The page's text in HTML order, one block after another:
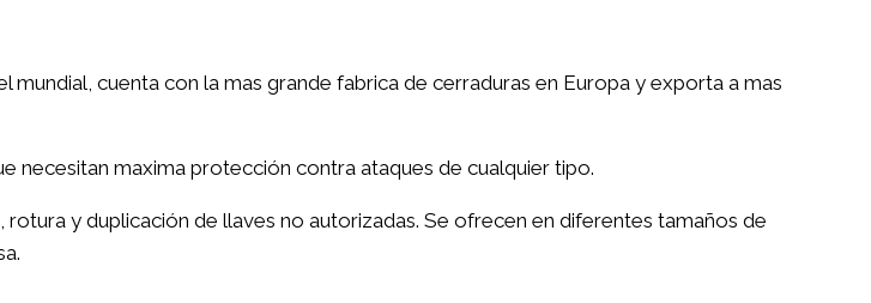
cuenta con la mas grande fabrica de cerraduras en Europa y exporta a mas
necesitan maxima protección contra ataques de cualquier tipo.
y duplicación de llaves no autorizadas. Se ofrecen en diferentes tamaños de